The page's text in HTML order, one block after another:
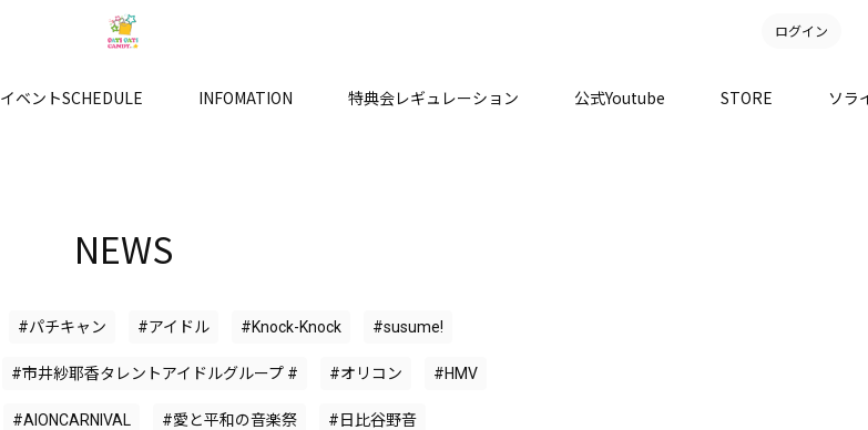
ログイン
イベントSCHEDULE INFOMATION 特典会レギュレーション 公式Youtube STORE ソラ
NEWS
#パチキャン #アイドル #Knock-Knock #susume!
#市井紗耶香タレントアイドルグループ # #オリコン #HMV
#AIONCARNIVAL #愛と平和の音楽祭 #日比谷野音